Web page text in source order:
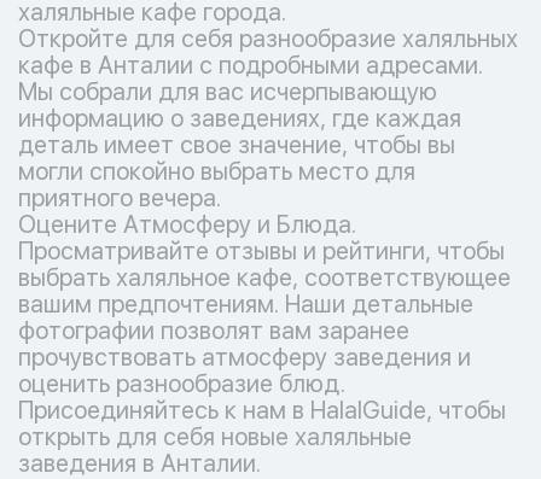
халяльные кафе города.
Откройте для себя разнообразие халяльных
кафе в Анталии с подробными адресами.
Мы собрали для вас исчерпывающую
информацию о заведениях, где каждая
деталь имеет свое значение, чтобы вы
могли спокойно выбрать место для
приятного вечера.
Оцените Атмосферу и Блюда.
Просматривайте отзывы и рейтинги, чтобы
выбрать халяльное кафе, соответствующее
вашим предпочтениям. Наши детальные
фотографии позволят вам заранее
прочувствовать атмосферу заведения и
оценить разнообразие блюд.
Присоединяйтесь к нам в HalalGuide, чтобы
открыть для себя новые халяльные
заведения в Анталии.